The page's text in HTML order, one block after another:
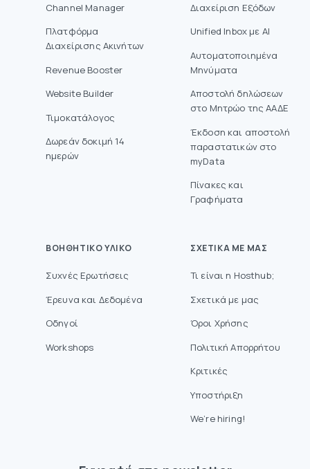
Channel Manager
Πλατφόρμα
Διαχείρισης Ακινήτων
Revenue Booster
Website Builder
Τιμοκατάλογος
Δωρεάν δοκιμή 14
ημερών
Διαχείριση Εξόδων
Unified Inbox με AI
Αυτοματοποιημένα
Μηνύματα
Aποστολή δηλώσεων
στο Mητρώο της ΑΑΔΕ
Έκδοση και αποστολή
παραστατικών στο
myData
Πίνακες και
Γραφήματα
ΒΟΗΘΗΤΙΚΌ ΥΛΙΚΌ
Συχνές Ερωτήσεις
Έρευνα και Δεδομένα
Οδηγοί
Workshops
ΣΧΕΤΙΚΆ ΜΕ ΜΑΣ
Τι είναι η Hosthub;
Σχετικά με μας
Όροι Χρήσης
Πολιτική Απορρήτου
Κριτικές
Υποστήριξη
We’re hiring!